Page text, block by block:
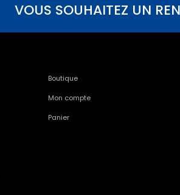
VOUS SOUHAITEZ UN
Boutique
Mon compte
Panier